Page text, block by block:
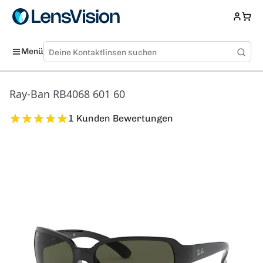
Menü
Ray-Ban RB4068 601 60
1 Kunden Bewertungen